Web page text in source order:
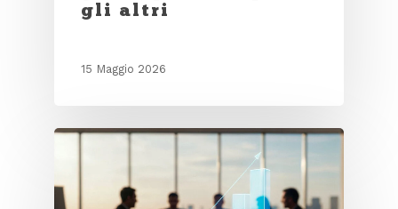
gli altri
15 Maggio 2026